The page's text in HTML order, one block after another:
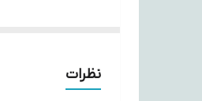
حس تازگی به محیط
اگر به دنبال
نظرات